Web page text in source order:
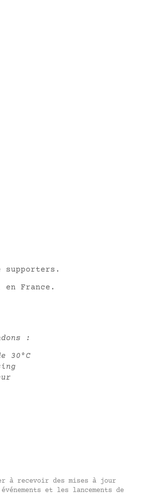
supporters.
France.
:
30°C
à recevoir des mises à jour
et les lancements de